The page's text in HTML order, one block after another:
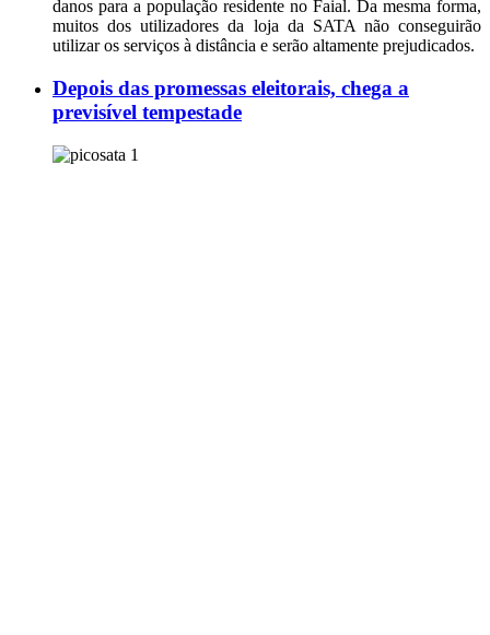
danos para a população residente no Faial. Da mesma forma,
muitos dos utilizadores da loja da SATA não conseguirão
utilizar os serviços à distância e serão altamente prejudicados.
Depois das promessas eleitorais, chega a
previsível tempestade